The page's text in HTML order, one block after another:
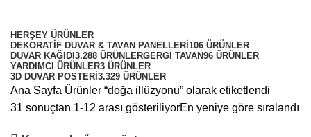
HERŞEY ÜRÜNLER
DEKORATIF DUVAR & TAVAN PANELLERI 106 ÜRÜNLER
DUVAR KAĞIDI 3.288 ÜRÜNLERGERGI TAVAN96 ÜRÜNLER
YARDIMCI ÜRÜNLER3 ÜRÜNLER
3D DUVAR POSTERI 3.329 ÜRÜNLER
Ana Sayfa Ürünler “doğa illüzyonu” olarak etiketlendi
31 sonuçtan 1-12 arası gösteriliyorEn yeniye göre sıralandı